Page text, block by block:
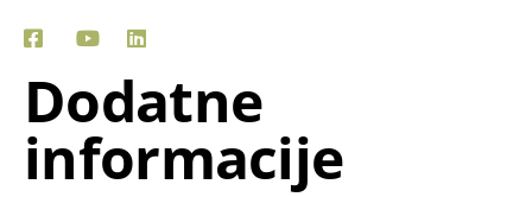
Dodatne
informacije